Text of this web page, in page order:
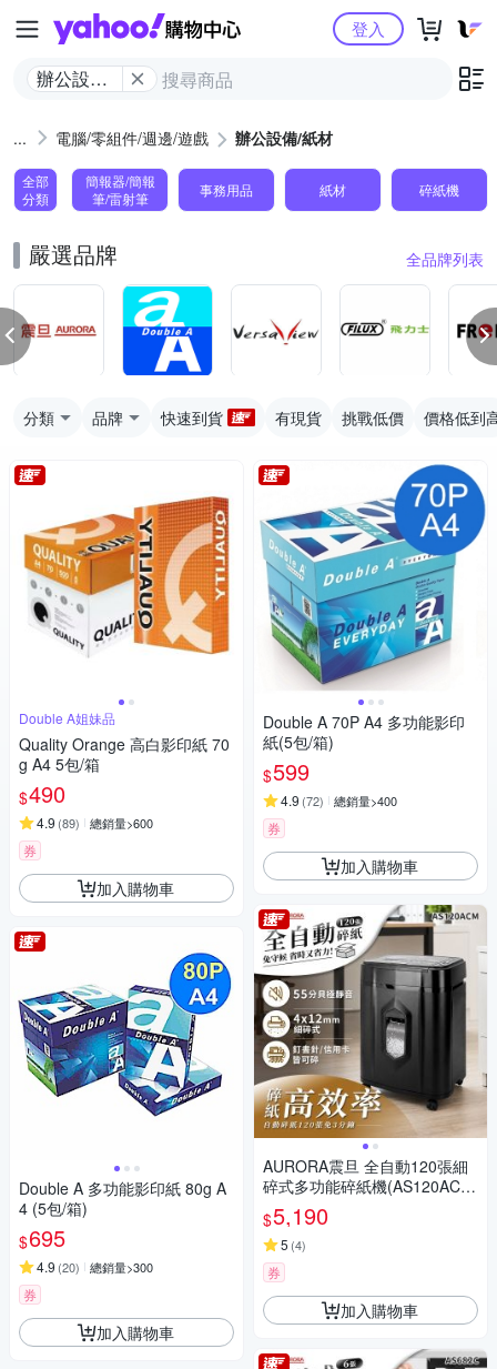
Yahoo購物中心
辦公設備/
登入
電腦/零組件/週邊/遊戲 辦公設備/紙材
全部
分類
簡報器/簡報
筆/雷射筆
事務用品 紙材 碎紙機
嚴選品牌 全品牌列表
分類 品牌 快速到貨 有現貨 挑戰低價 價格低到
Double A姐妹品
Quality Orange 高白影印紙 70
g A4 5包/箱
$490
4.9 (89) 總銷量>600
券
加入購物車
Double A 多功能影印紙 80g A
4 (5包/箱)
$695
4.9 (20) 總銷量>300
券
加入購物車
Double A 70P A4 多功能影印
紙(5包/箱)
$599
4.9 (72) 總銷量>400
券
加入購物車
AURORA震旦 全自動120張細
碎式多功能碎紙機(AS120AC
M)
$5,190
5 (4)
券
加入購物車